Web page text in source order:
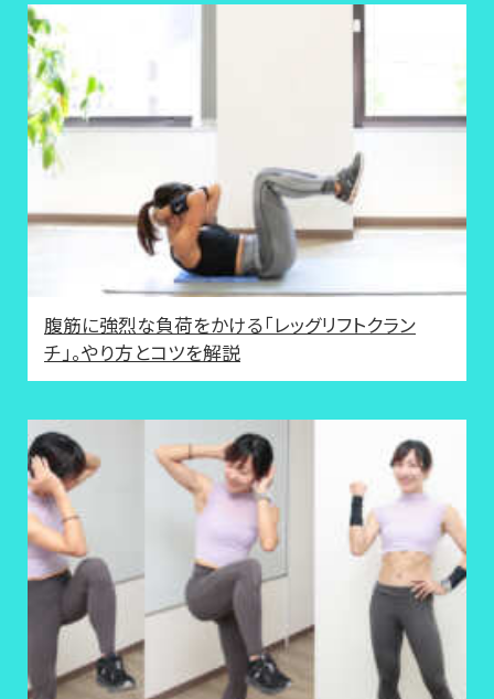
腹筋に強烈な負荷をかける「レッグリフトクラン
チ」。やり方とコツを解説